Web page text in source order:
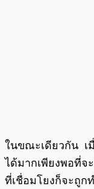
ในขณะเดียวกัน เ
ได้มากเพียงพอที่จ
ที่เชื่อมโยงก็จะถูก